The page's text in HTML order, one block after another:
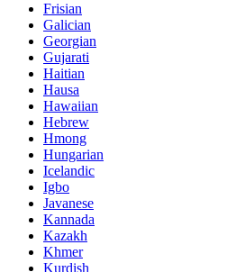
Frisian
Galician
Georgian
Gujarati
Haitian
Hausa
Hawaiian
Hebrew
Hmong
Hungarian
Icelandic
Igbo
Javanese
Kannada
Kazakh
Khmer
Kurdish